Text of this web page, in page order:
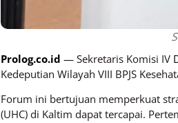
Prolog.co.id — Sekretaris Komisi IV
Kedeputian Wilayah VIII BPJS
Forum ini bertujuan memperkuat
(UHC) di Kaltim dapat tercapai.